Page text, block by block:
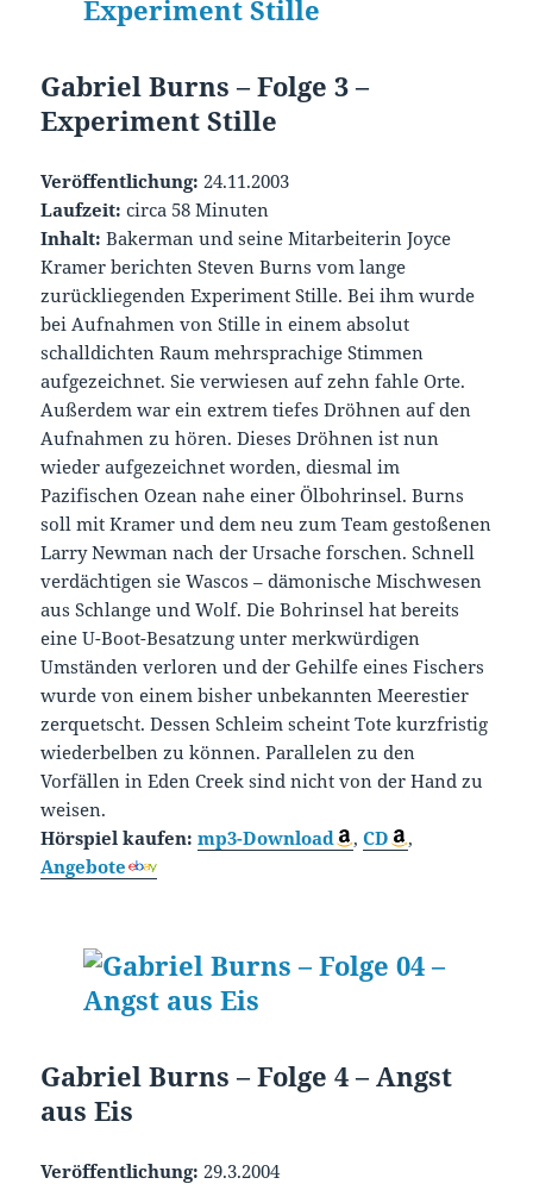
Gabriel Burns – Folge 3 –
Experiment Stille
Veröffentlichung: 24.11.2003
Laufzeit: circa 58 Minuten
Inhalt: Bakerman und seine Mitarbeiterin Joyce
Kramer berichten Steven Burns vom lange
zurückliegenden Experiment Stille. Bei ihm wurde
bei Aufnahmen von Stille in einem absolut
schalldichten Raum mehrsprachige Stimmen
aufgezeichnet. Sie verwiesen auf zehn fahle Orte.
Außerdem war ein extrem tiefes Dröhnen auf den
Aufnahmen zu hören. Dieses Dröhnen ist nun
wieder aufgezeichnet worden, diesmal im
Pazifischen Ozean nahe einer Ölbohrinsel. Burns
soll mit Kramer und dem neu zum Team gestoßenen
Larry Newman nach der Ursache forschen. Schnell
verdächtigen sie Wascos – dämonische Mischwesen
aus Schlange und Wolf. Die Bohrinsel hat bereits
eine U-Boot-Besatzung unter merkwürdigen
Umständen verloren und der Gehilfe eines Fischers
wurde von einem bisher unbekannten Meerestier
zerquetscht. Dessen Schleim scheint Tote kurzfristig
wiederbelben zu können. Parallelen zu den
Vorfällen in Eden Creek sind nicht von der Hand zu
weisen.
Hörspiel kaufen: mp3-Download ,CD
,
Angebote
Gabriel Burns – Folge 4 – Angst
aus Eis
Veröffentlichung: 29.3.2004